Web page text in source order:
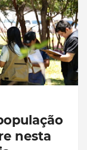
nesta